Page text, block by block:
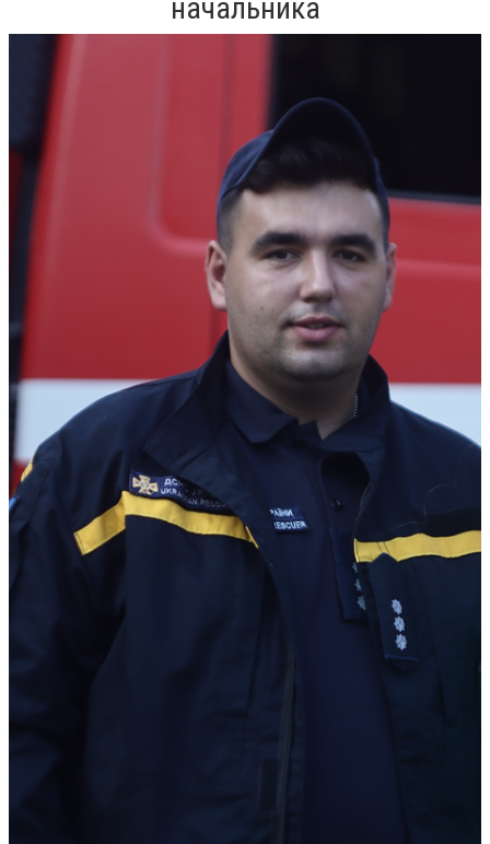
начальника